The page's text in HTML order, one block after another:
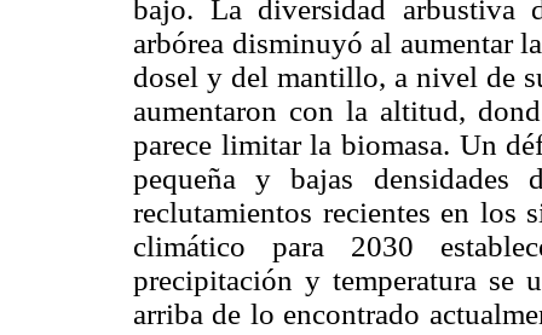
bajo. La diversidad arbustiva
arbórea disminuyó al aumentar
dosel y del mantillo, a nivel de
aumentaron con la altitud,
parece limitar la biomasa. Un
pequeña y bajas densidades
reclutamientos recientes en los
climático para 2030
precipitación y temperatura se
arriba de lo encontrado